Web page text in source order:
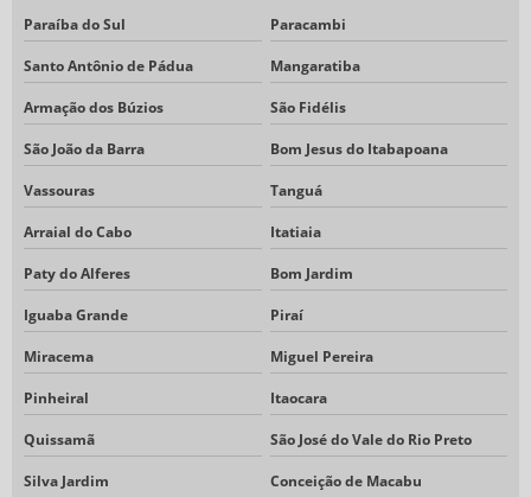
Paraíba do Sul Paracambi
Santo Antônio de Pádua Mangaratiba
Armação dos Búzios São Fidélis
São João da Barra Bom Jesus do Itabapoana
Vassouras Tanguá
Arraial do Cabo Itatiaia
Paty do Alferes Bom Jardim
Iguaba Grande Piraí
Miracema Miguel Pereira
Pinheiral Itaocara
Quissamã São José do Vale do Rio Preto
Silva Jardim Conceição de Macabu